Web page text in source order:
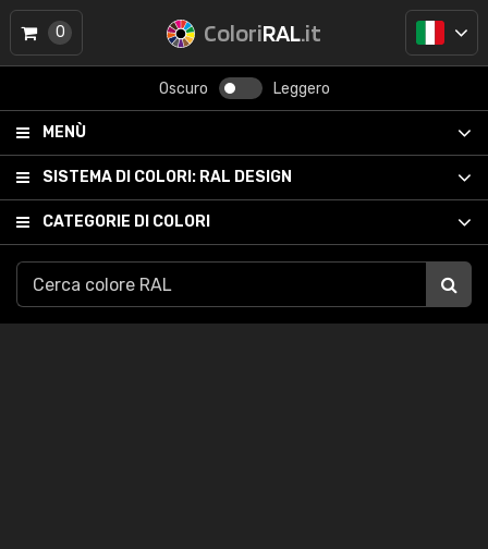
ColoriRAL.it
Oscuro Leggero
MENÙ
SISTEMA DI COLORI: RAL DESIGN
CATEGORIE DI COLORI
0